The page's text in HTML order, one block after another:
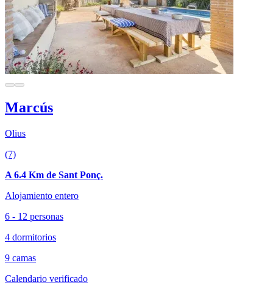
Marcús
Olius
(7)
A 6.4 Km de Sant Ponç.
Alojamiento entero
6 - 12 personas
4 dormitorios
9 camas
Calendario verificado